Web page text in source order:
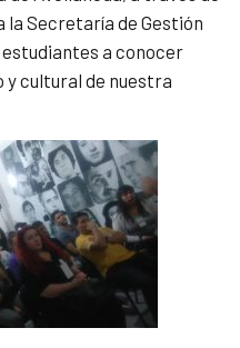
la Secretaría de Gestión
estudiantes a conocer
cultural de nuestra